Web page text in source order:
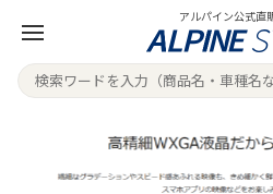
アルパイン公式直